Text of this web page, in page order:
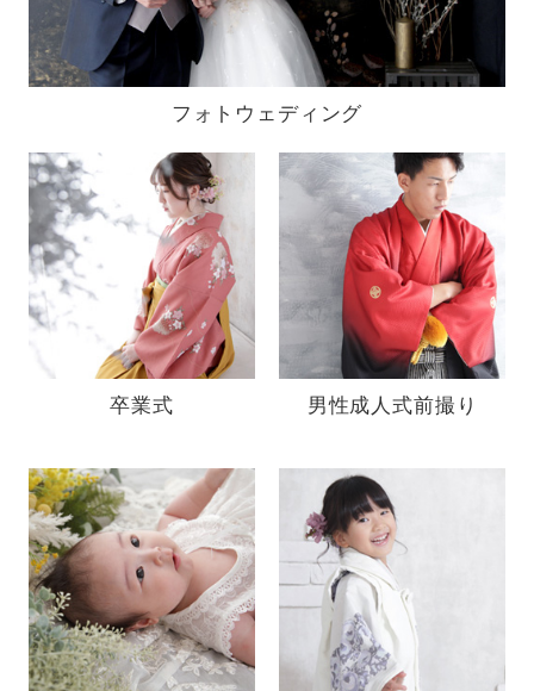
フォトウェディング
卒業式 男性成人式前撮り